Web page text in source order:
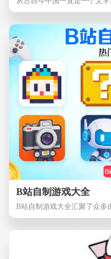
B站自制游戏大全
B站自制游戏大全汇聚了众多